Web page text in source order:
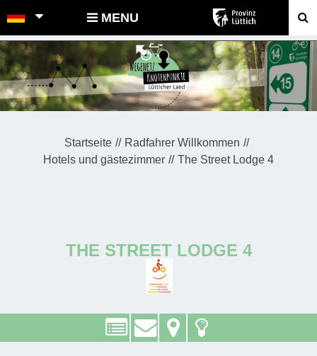
POINTS-NOEUDS MENU
Startseite
Radfahrer Willkommen
Hotels und gästezimmer
The Street Lodge 4
THE STREET LODGE 4